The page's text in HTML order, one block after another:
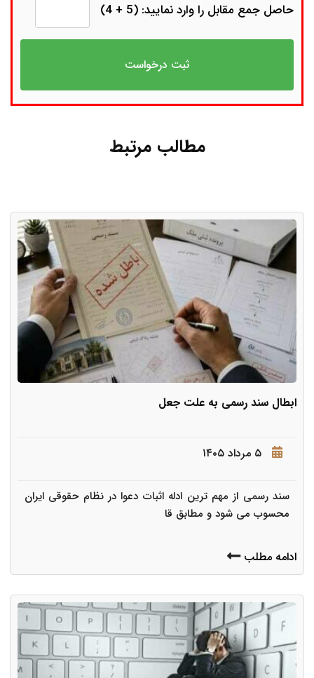
حاصل جمع مقابل را وارد نمایید: (5 + 4)
مطالب مرتبط
ابطال سند رسمی به علت جعل
۵ مرداد ۱۴۰۵
سند رسمی از مهم ترین ادله اثبات دعوا در نظام حقوقی ایران
محسوب می شود و مطابق قا
ادامه مطلب